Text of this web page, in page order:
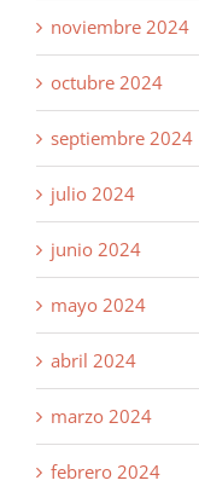
noviembre 2024
octubre 2024
septiembre 2024
julio 2024
junio 2024
mayo 2024
abril 2024
marzo 2024
febrero 2024